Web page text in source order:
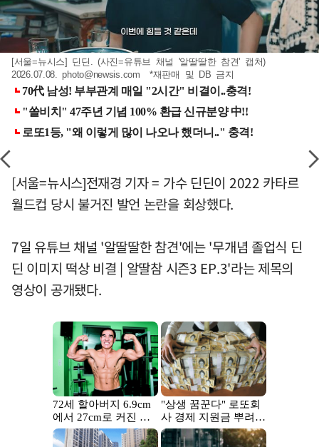
[서울=뉴시스] 딘딘. (사진=유튜브 채널 '알딸딸한 참견' 캡처)
2026.07.08.photo@newsis.com *재판매 및 DB 금지
[서울=뉴시스]전재경 기자 = 가수 딘딘이 2022 카타르
월드컵 당시 불거진 발언 논란을 회상했다.
7일 유튜브 채널 '알딸딸한 참견'에는 '무개념 졸업식 딘
딘 이미지 떡상 비결 | 알딸참 시즌3 EP.3'라는 제목의
영상이 공개됐다.